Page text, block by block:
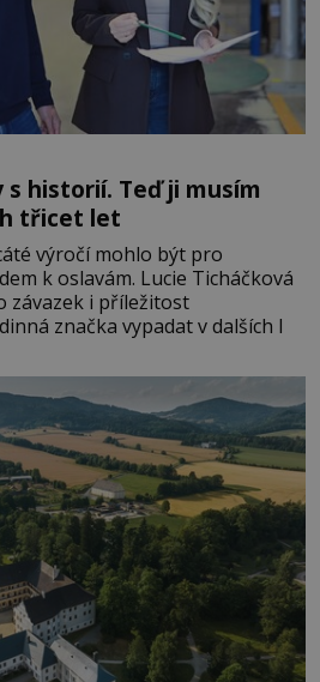
s historií. Teď ji musím
třicet let
výročí mohlo být pro
k oslavám. Lucie Ticháčková
závazek i příležitost
značka vypadat v dalších l